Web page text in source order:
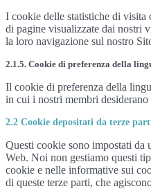
I cookie delle statistiche di visita
di pagine visualizzate dai nostri
la loro navigazione sul nostro
2.1.5. Cookie di preferenza della
Il cookie di preferenza della
in cui i nostri membri
2.2 Cookie depositati da terze
Questi cookie sono impostati
Web. Noi non gestiamo questi
cookie e nelle informative sui
di queste terze parti, che